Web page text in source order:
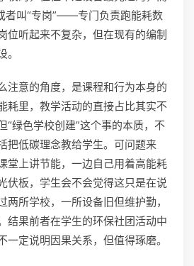
者叫“专岗”——专门负责跑能耗数
位听起来不复杂，但在现有的编制
注意的角度，是课程和行为本身的
耗里，教学活动的直接占比其实不
“绿色学校创建”这个事的本质，不
把低碳理念教给学生。可问题来
堂上讲节能，一边自己用着高能耗
伏板，学生会不会觉得这只是在说
两所学校，一所设备旧但维护勤，
结果前者在学生的环保社团活动中
一定说明因果关系，但值得琢磨。